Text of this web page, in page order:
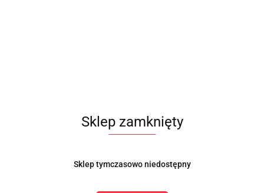
Sklep zamknięty
Sklep tymczasowo niedostępny